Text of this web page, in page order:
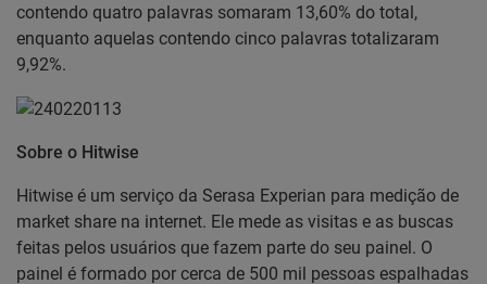
contendo quatro palavras somaram 13,60% do total,
enquanto aquelas contendo cinco palavras totalizaram
9,92%.
Sobre o Hitwise
Hitwise é um serviço da Serasa Experian para medição de
market share na internet. Ele mede as visitas e as buscas
feitas pelos usuários que fazem parte do seu painel. O
painel é formado por cerca de 500 mil pessoas espalhadas